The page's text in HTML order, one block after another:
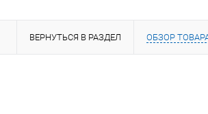
ВЕРНУТЬСЯ В РАЗДЕЛ ОБЗОР